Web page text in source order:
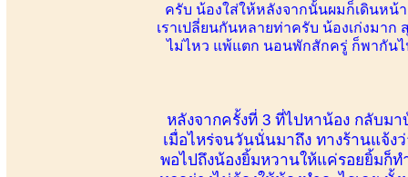
ครับ น้องใส่ให้หลังจากนั้นผมก็เดินหน้
เราเปลี่ยนกันหลายท่าครับ น้องเก่งมา
ไม่ไหว แพ้แตก นอนพักสักครู่ ก็พากัน
หลังจากครั้งที่ 3 ที่ไปหาน้อง กลับม
เมื่อไหร่จนวันนั่นมาถึง ทางร้านแจ้ง
พอไปถึงน้องยิ้มหวานให้แค่รอยยิ้มก็ท